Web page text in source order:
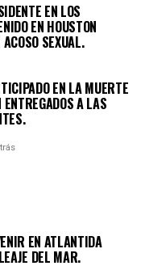
EN LOS
EN HOUSTON
SEXUAL.
EN LA MUERTE
A LAS
EN ATLANTIDA
DEL MAR.